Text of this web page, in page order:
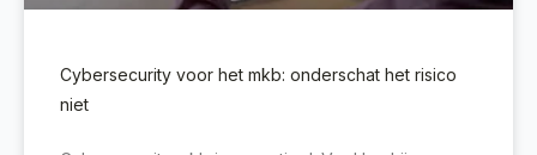
Cybersecurity voor het mkb: onderschat het risico
niet